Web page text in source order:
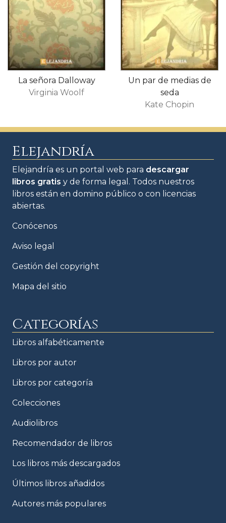
La señora Dalloway
Virginia Woolf
Un par de medias de
seda
Kate Chopin
Elejandría
Elejandría es un portal web para descargar
libros gratis y de forma legal. Todos nuestros
libros están en domino público o con licencias
abiertas.
Conócenos
Aviso legal
Gestión del copyright
Mapa del sitio
Categorías
Libros alfabéticamente
Libros por autor
Libros por categoría
Colecciones
Audiolibros
Recomendador de libros
Los libros más descargados
Últimos libros añadidos
Autores más populares